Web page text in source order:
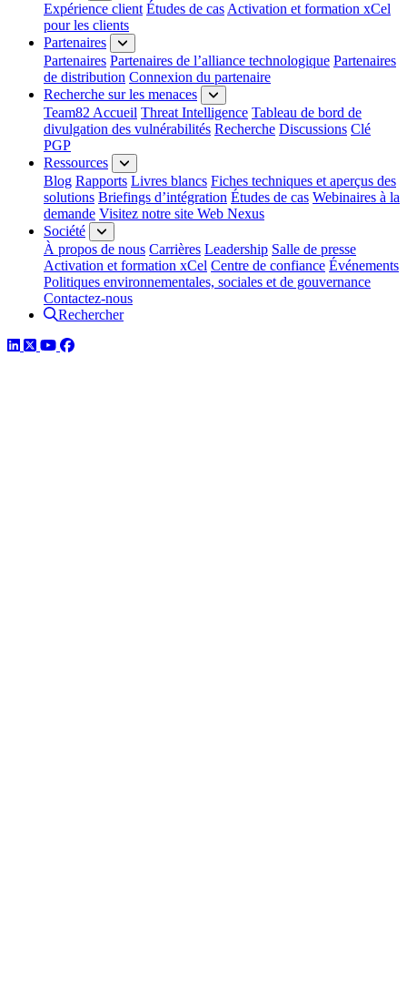
Expérience client Études de cas Activation et formation xCel
pour les clients
Partenaires
Partenaires Partenaires de l’alliance technologique Partenaires
de distribution Connexion du partenaire
Recherche sur les menaces
Team82 Accueil Threat Intelligence Tableau de bord de
divulgation des vulnérabilités Recherche Discussions Clé
PGP
Ressources
Blog Rapports Livres blancs Fiches techniques et aperçus des
solutions Briefings d’intégration Études de cas Webinaires à la
demande Visitez notre site Web Nexus
Société
À propos de nous Carrières Leadership Salle de presse
Activation et formation xCel Centre de confiance Événements
Politiques environnementales, sociales et de gouvernance
Contactez-nous
Rechercher
LinkedIn
TwitterYouTube
Facebook